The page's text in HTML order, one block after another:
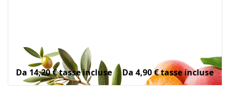
Olivenbasis
Da 14,20 € tasse incluse Da 4,90 € tasse incluse